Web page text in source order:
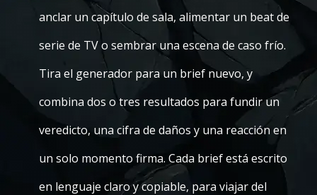
anclar un capítulo de sala, alimentar un beat de
serie de TV o sembrar una escena de caso frío.
Tira el generador para un brief nuevo, y
combina dos o tres resultados para fundir un
veredicto, una cifra de daños y una reacción en
un solo momento firma. Cada brief está escrito
en lenguaje claro y copiable, para viajar del